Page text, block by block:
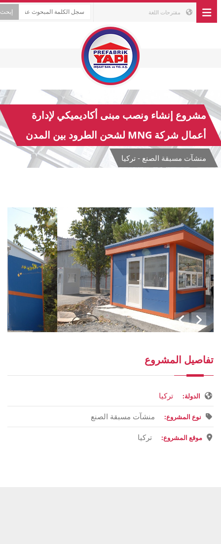
مقترحات اللغة
مشروع إنشاء ونصب مبنى أكاديميكي لإدارة
أعمال شركة MNG لشحن الطرود بين المدن
منشآت مسبقة الصنع - تركيا
تفاصيل المشروع
الدولة: تركيا
نوع المشروع: منشآت مسبقة الصنع
موقع المشروع: تركيا